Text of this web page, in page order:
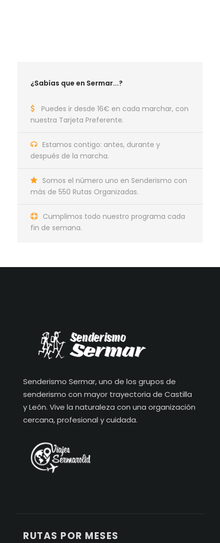
¿Sabías que en Sermar...?
Puedes ir desde 16€ en cada marchar, con
nuestra Tarjeta Preferente.
Estamos contigo: antes, durante y
después de la marcha.
Somos el número uno en Senderismo con
más de 550 Rutas Organizadas.
Cumplimos todo nuestro programa cada
fin de semana.
Senderismo Sermar, uno de los grupos de
senderismo con mayor trayectoria de Castilla
y León. Vive la naturaleza con una organización
cercana, profesional y cuidada.
RUTAS POR MESES